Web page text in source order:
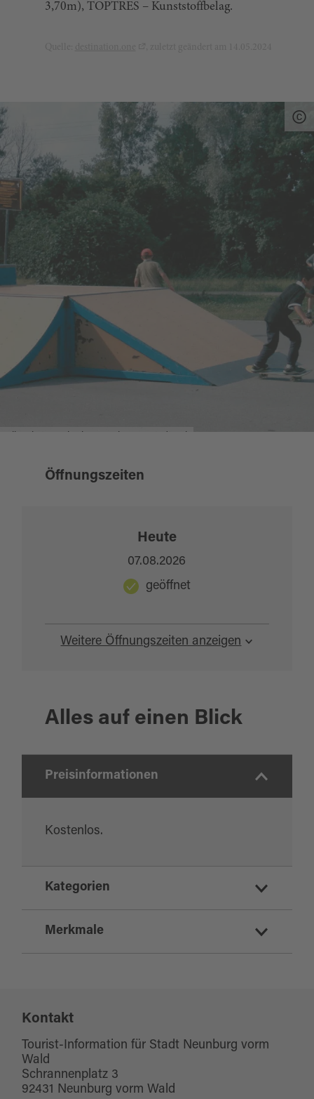
3,70m), TOPTRES – Kunststoffbelag.
Öffnungszeiten
Weitere Öffnungszeiten anzeigen
Heute
07.08.2026
geöffnet
Alles auf einen Blick
Preisinformationen
Kostenlos.
Kategorien
Inline-Skating
Sport und Freizeit
Merkmale
für Schulklassen
für jedes Wetter
Kontakt
Tourist-Information für Stadt Neunburg vorm
Wald
Schrannenplatz 3
92431 Neunburg vorm Wald